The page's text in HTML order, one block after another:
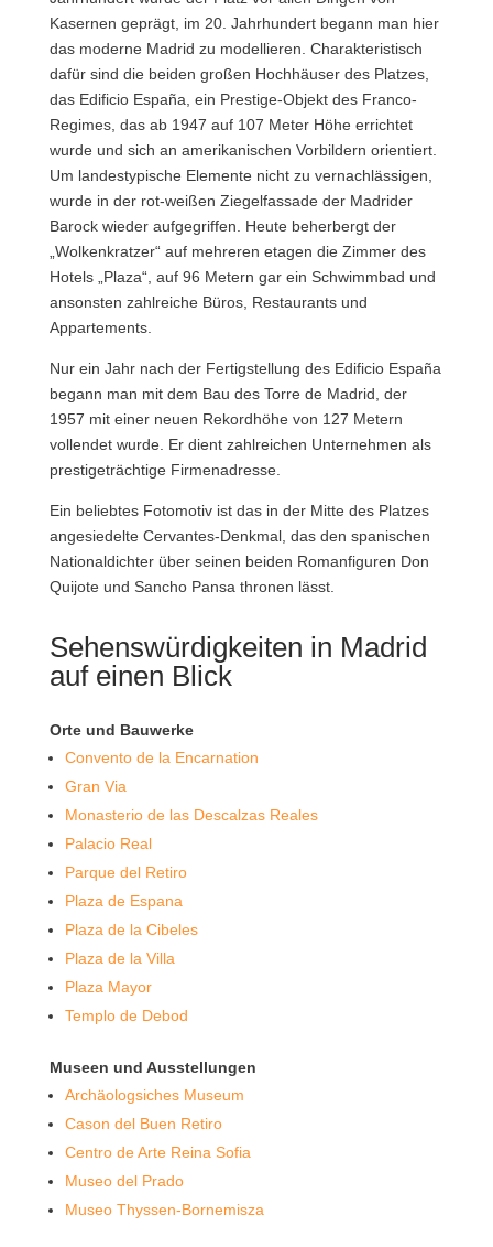
Kasernen geprägt, im 20. Jahrhundert begann man hier
das moderne Madrid zu modellieren. Charakteristisch
dafür sind die beiden großen Hochhäuser des Platzes,
das Edificio España, ein Prestige-Objekt des Franco-
Regimes, das ab 1947 auf 107 Meter Höhe errichtet
wurde und sich an amerikanischen Vorbildern orientiert.
Um landestypische Elemente nicht zu vernachlässigen,
wurde in der rot-weißen Ziegelfassade der Madrider
Barock wieder aufgegriffen. Heute beherbergt der
„Wolkenkratzer“ auf mehreren etagen die Zimmer des
Hotels „Plaza“, auf 96 Metern gar ein Schwimmbad und
ansonsten zahlreiche Büros, Restaurants und
Appartements.
Nur ein Jahr nach der Fertigstellung des Edificio España
begann man mit dem Bau des Torre de Madrid, der
1957 mit einer neuen Rekordhöhe von 127 Metern
vollendet wurde. Er dient zahlreichen Unternehmen als
prestigeträchtige Firmenadresse.
Ein beliebtes Fotomotiv ist das in der Mitte des Platzes
angesiedelte Cervantes-Denkmal, das den spanischen
Nationaldichter über seinen beiden Romanfiguren Don
Quijote und Sancho Pansa thronen lässt.
Sehenswürdigkeiten in Madrid
auf einen Blick
Orte und Bauwerke
Convento de la Encarnation
Gran Via
Monasterio de las Descalzas Reales
Palacio Real
Parque del Retiro
Plaza de Espana
Plaza de la Cibeles
Plaza de la Villa
Plaza Mayor
Templo de Debod
Museen und Ausstellungen
Archäologsiches Museum
Cason del Buen Retiro
Centro de Arte Reina Sofia
Museo del Prado
Museo Thyssen-Bornemisza